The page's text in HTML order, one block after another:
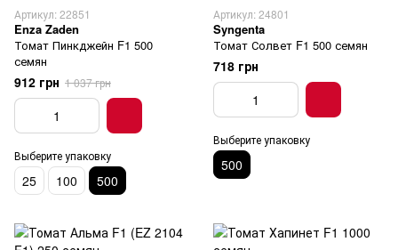
Артикул: 22851
Enza Zaden
Томат Пинкджейн F1 500
семян
912 грн 1 037 грн
Выберите упаковку
25 100 500
Артикул: 24801
Syngenta
Томат Солвет F1 500 семян
718 грн
Выберите упаковку
500